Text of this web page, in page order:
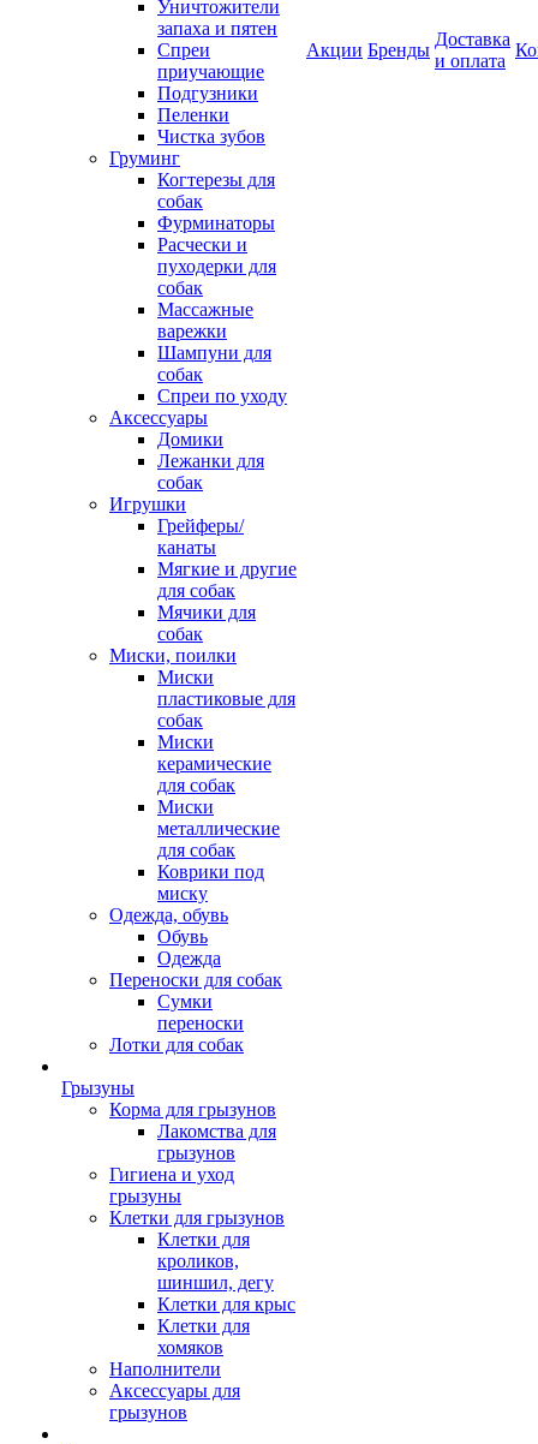
Уничтожители
запаха и пятен
Спреи
приучающие
Подгузники
Пеленки
Чистка зубов
Груминг
Когтерезы для
собак
Фурминаторы
Расчески и
пуходерки для
собак
Массажные
варежки
Шампуни для
собак
Спреи по уходу
Аксессуары
Домики
Лежанки для
собак
Игрушки
Грейферы/
канаты
Мягкие и другие
для собак
Мячики для
собак
Миски, поилки
Миски
пластиковые для
собак
Миски
керамические
для собак
Миски
металлические
для собак
Коврики под
миску
Одежда, обувь
Обувь
Одежда
Переноски для собак
Сумки
переноски
Лотки для собак
Грызуны
Корма для грызунов
Лакомства для
грызунов
Гигиена и уход
грызуны
Клетки для грызунов
Клетки для
кроликов,
шиншил, дегу
Клетки для крыс
Клетки для
хомяков
Наполнители
Аксессуары для
грызунов
Акции Бренды
Доставка
и оплата